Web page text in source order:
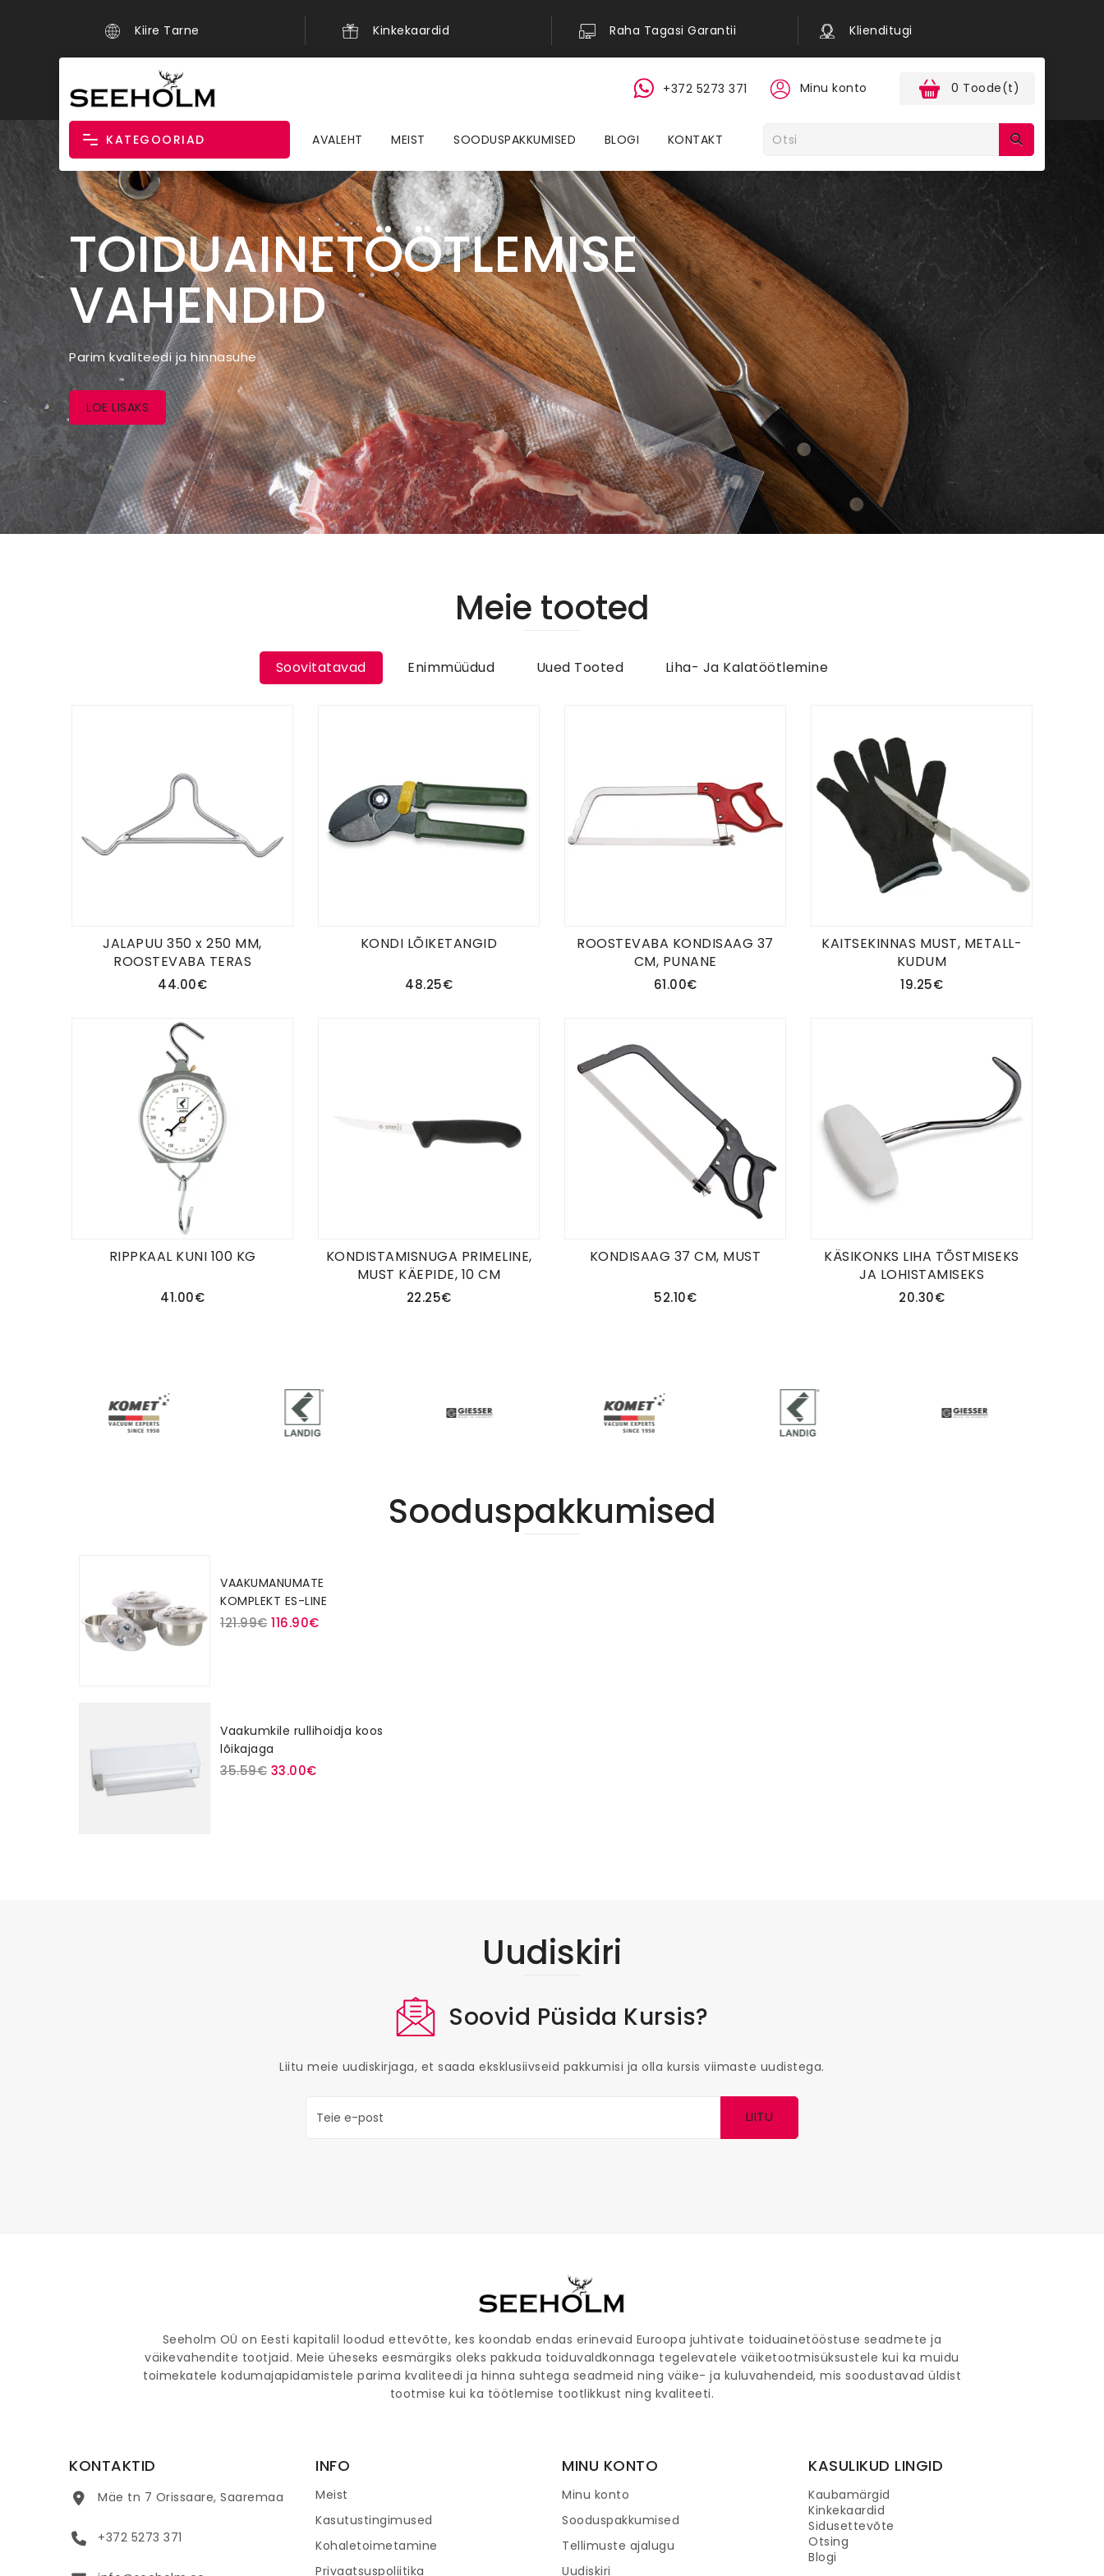
Kiire Tarne Kinkekaardid Raha Tagasi Garantii Klienditugi
+372 5273 371 Minu konto 0 Toode(t)
KATEGOORIAD AVALEHT MEIST SOODUSPAKKUMISED BLOGI KONTAKT
TOIDUAINETÖÖTLEMISE
VAHENDID
Parim kvaliteedi ja hinnasuhe
LOE LISAKS
Meie tooted
Soovitatavad Enimmüüdud Uued Tooted Liha- Ja Kalatöötlemine
JALAPUU 350 x 250 MM,
ROOSTEVABA TERAS
44.00€
RIPPKAAL KUNI 100 KG
41.00€
KONDI LÕIKETANGID
48.25€
KONDISTAMISNUGA PRIMELINE,
MUST KÄEPIDE, 10 CM
22.25€
ROOSTEVABA KONDISAAG 37
CM, PUNANE
61.00€
KONDISAAG 37 CM, MUST
52.10€
KAITSEKINNAS MUST, METALL-
KUDUM
19.25€
KÄSIKONKS LIHA TÕSTMISEKS
JA LOHISTAMISEKS
20.30€
Sooduspakkumised
VAAKUMANUMATE
KOMPLEKT ES-LINE
121.99€ 116.90€
Vaakumkile rullihoidja koos
lõikajaga
35.59€ 33.00€
Uudiskiri
Soovid Püsida Kursis?
Liitu meie uudiskirjaga, et saada eksklusiivseid pakkumisi ja olla kursis viimaste uudistega.
LIITU
Seeholm OÜ on Eesti kapitalil loodud ettevõtte, kes koondab endas erinevaid Euroopa juhtivate toiduainetööstuse seadmete ja
väikevahendite tootjaid. Meie üheseks eesmärgiks oleks pakkuda toiduvaldkonnaga tegelevatele väiketootmisüksustele kui ka muidu
toimekatele kodumajapidamistele parima kvaliteedi ja hinna suhtega seadmeid ning väike- ja kuluvahendeid, mis soodustavad üldist
tootmise kui ka töötlemise tootlikkust ning kvaliteeti.
KONTAKTID
Mäe tn 7 Orissaare, Saaremaa
+372 5273 371
INFO
Meist
Kasutustingimused
Kohaletoimetamine
Privaatsuspoliitika
MINU KONTO
Minu konto
Sooduspakkumised
Tellimuste ajalugu
Uudiskiri
KASULIKUD LINGID
Kaubamärgid
Kinkekaardid
Sidusettevõte
Otsing
Blogi